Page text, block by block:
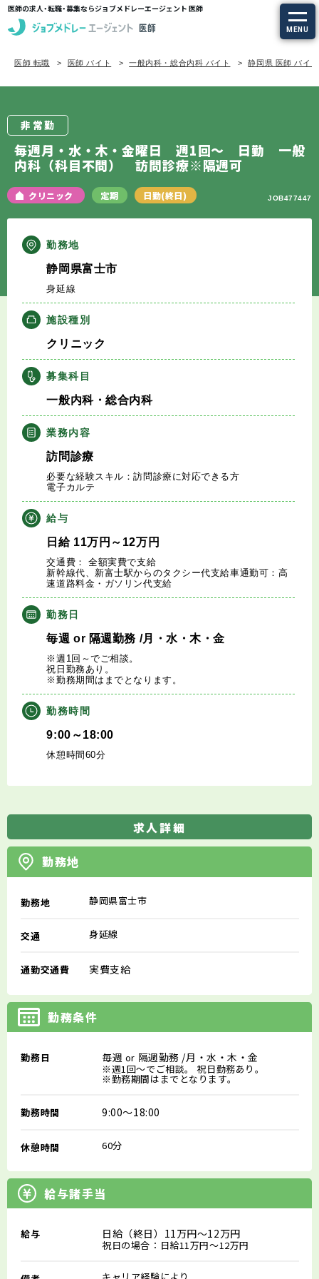
医師の求人・転職・募集ならジョブメドレーエージェント 医師
MENU
求人を探す
定期非常勤の求人
エージェントサービスTOP
サービスの流れ
医師の求人・転職Q&A
知りたい・聞きたい
転職成功事例
医師の転職マニュアル
データで見る医師の平均年収
医師に役立つ取材記事
大学医局紹介
医師 転職 医師 バイト 一般内科・総合内科 バイト 静岡県 医師 バイト
非常勤
毎週月・水・木・金曜日 週1回～ 日勤 一般
内科（科目不問） 訪問診療※隔週可
クリニック 定期 日勤(終日) JOB477447
勤務地
静岡県富士市
身延線
施設種別
クリニック
募集科目
一般内科・総合内科
業務内容
訪問診療
必要な経験スキル：訪問診療に対応できる方
電子カルテ
給与
日給11万円 ～12万円
交通費： 全額実費で支給
新幹線代、新富士駅からのタクシー代支給車通勤可：高
速道路料金・ガソリン代支給
勤務日
毎週 or 隔週勤務 /月・水・木・金
※週1回～でご相談。
祝日勤務あり。
※勤務期間はまでとなります。
勤務時間
9:00～18:00
休憩時間60分
求人詳細
勤務地
勤務地 静岡県富士市
交通 身延線
通勤交通費 実費支給
勤務条件
勤務日 毎週 or 隔週勤務 /月・水・木・金
※週1回～でご相談。 祝日勤務あり。
※勤務期間はまでとなります。
勤務時間 9:00～18:00
休憩時間 60分
給与諸手当
給与 日給（終日）11万円～12万円
祝日の場合：日給11万円～12万円
キャリア経験により